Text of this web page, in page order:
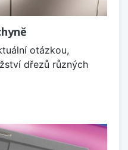
otázkou,
dřezů různých